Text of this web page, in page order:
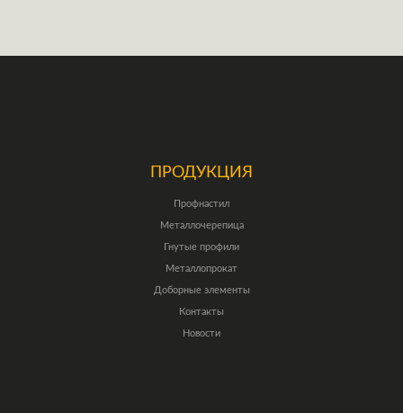
ПРОДУКЦИЯ
Профнастил
Металлочерепица
Гнутые профили
Металлопрокат
Доборные элементы
Контакты
Новости